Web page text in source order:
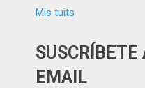
Mis tuits
SUSCRÍBETE
EMAIL